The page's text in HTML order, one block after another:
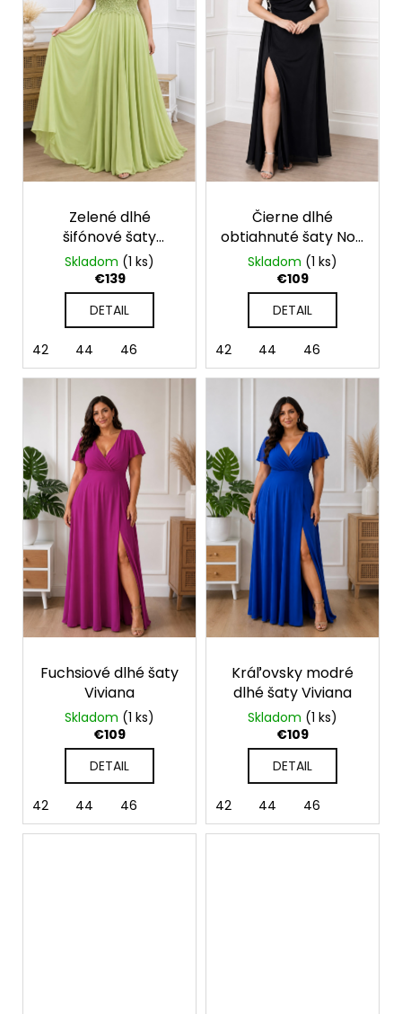
k
t
o
v
s
p
r
o
d
u
k
t
Zelené dlhé
šifónové šaty
Ophelia
Skladom (1 ks)
€139
DETAIL
42 44 46
Čierne dlhé
obtiahnuté šaty Noir
na jedno rameno
Skladom (1 ks)
€109
DETAIL
42 44 46
Fuchsiové dlhé šaty
Viviana
Skladom (1 ks)
€109
DETAIL
42 44 46
Kráľovsky modré
dlhé šaty Viviana
Skladom (1 ks)
€109
DETAIL
42 44 46
á
j
s
ť
?
r
ú
m
e